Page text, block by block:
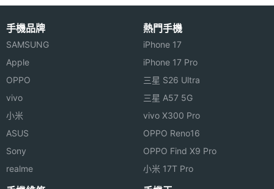
手機品牌
SAMSUNG
Apple
OPPO
vivo
小米
ASUS
Sony
realme
熱門手機
iPhone 17
iPhone 17 Pro
三星 S26 Ultra
三星 A57 5G
vivo X300 Pro
OPPO Reno16
OPPO Find X9 Pro
小米 17T Pro